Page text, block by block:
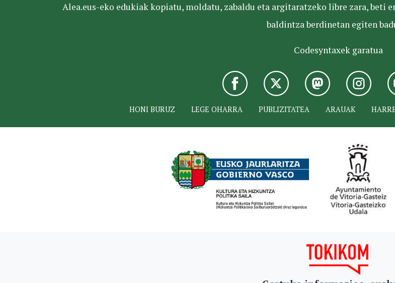
Alea.eus-eko edukiak kopiatu, moldatu, zabaldu eta argitaratzeko libre zara, beti
baldintza berdinetan egiten
Codesyntaxek garatua
HONI BURUZ LEGE OHARRA PUBLIZITATEA ARAUAK